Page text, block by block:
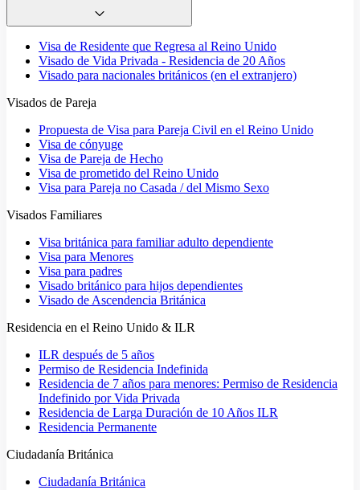
Visa de Residente que Regresa al Reino Unido
Visado de Vida Privada - Residencia de 20 Años
Visado para nacionales británicos (en el extranjero)
Visados de Pareja
Propuesta de Visa para Pareja Civil en el Reino Unido
Visa de cónyuge
Visa de Pareja de Hecho
Visa de prometido del Reino Unido
Visa para Pareja no Casada / del Mismo Sexo
Visados Familiares
Visa británica para familiar adulto dependiente
Visa para Menores
Visa para padres
Visado británico para hijos dependientes
Visado de Ascendencia Británica
Residencia en el Reino Unido & ILR
ILR después de 5 años
Permiso de Residencia Indefinida
Residencia de 7 años para menores: Permiso de Residencia
Indefinido por Vida Privada
Residencia de Larga Duración de 10 Años ILR
Residencia Permanente
Ciudadanía Británica
Ciudadanía Británica